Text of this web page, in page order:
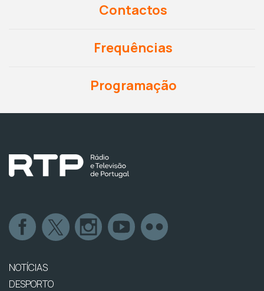
Contactos
Frequências
Programação
NOTÍCIAS
DESPORTO